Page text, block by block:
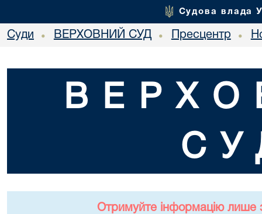
Судова влада
Суди • ВЕРХОВНИЙ СУД • Пресцентр •
Отримуйте інформацію лише